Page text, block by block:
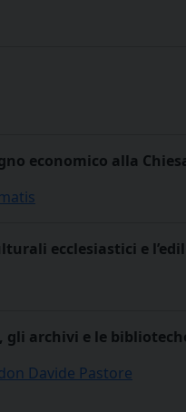
economico alla
ecclesiastici e
gli archivi e le
Davide Pastore